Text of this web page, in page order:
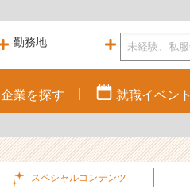
企業を探す 就職イベント
スペシャルコンテンツ